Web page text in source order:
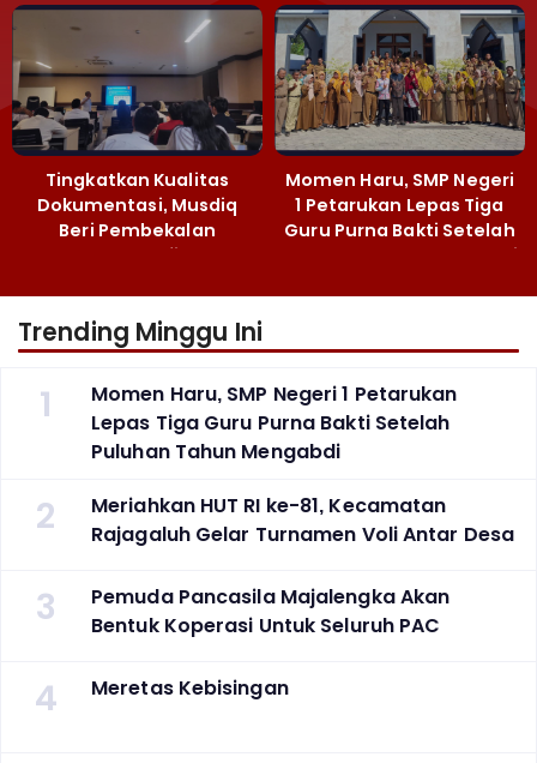
Majalengka
Narkoba
Tingkatkan Kualitas
Dokumentasi, Musdiq
Beri Pembekalan
Fotografi ‎
Momen Haru, SMP Negeri
1 Petarukan Lepas Tiga
Guru Purna Bakti Setelah
Puluhan Tahun Mengabdi
Trending Minggu Ini
1
Momen Haru, SMP Negeri 1 Petarukan
Lepas Tiga Guru Purna Bakti Setelah
Puluhan Tahun Mengabdi
2
Meriahkan HUT RI ke-81, Kecamatan
Rajagaluh Gelar Turnamen Voli Antar Desa
3
Pemuda Pancasila Majalengka Akan
Bentuk Koperasi Untuk Seluruh PAC
4 Meretas Kebisingan